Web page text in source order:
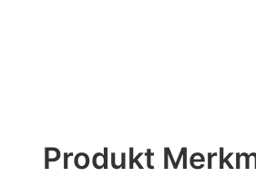
Produkt